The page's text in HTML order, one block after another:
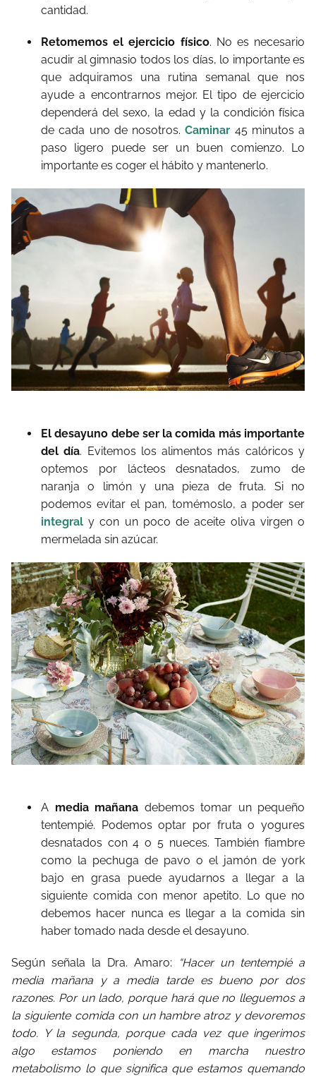
cantidad.
Retomemos el ejercicio físico. No es necesario
acudir al gimnasio todos los días, lo importante es
que adquiramos una rutina semanal que nos
ayude a encontrarnos mejor. El tipo de ejercicio
dependerá del sexo, la edad y la condición física
de cada uno de nosotros.Caminar 45 minutos a
paso ligero puede ser un buen comienzo. Lo
importante es coger el hábito y mantenerlo.
El desayuno debe ser la comida más importante
del día. Evitemos los alimentos más calóricos y
optemos por lácteos desnatados, zumo de
naranja o limón y una pieza de fruta. Si no
podemos evitar el pan, tomémoslo, a poder ser
integral y con un poco de aceite oliva virgen o
mermelada sin azúcar.
A media mañana debemos tomar un pequeño
tentempié. Podemos optar por fruta o yogures
desnatados con 4 o 5 nueces. También fiambre
como la pechuga de pavo o el jamón de york
bajo en grasa puede ayudarnos a llegar a la
siguiente comida con menor apetito. Lo que no
debemos hacer nunca es llegar a la comida sin
haber tomado nada desde el desayuno.
Según señala la Dra. Amaro:
“Hacer un tentempié a
media mañana y a media tarde es bueno por dos
razones. Por un lado, porque hará que no lleguemos a
la siguiente comida con un hambre atroz y devoremos
todo. Y la segunda, porque cada vez que ingerimos
algo estamos poniendo en marcha nuestro
metabolismo lo que significa que estamos quemando